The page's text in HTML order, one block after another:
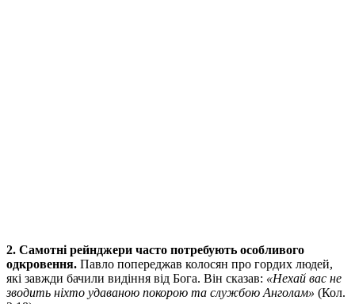
2. Самотні рейнджери часто потребують особливого
одкровення. Павло попереджав колосян про гордих людей,
які завжди бачили видіння від Бога. Він сказав: «Нехай вас не
зводить ніхто удаваною покорою та службою Анголам» (Кол.